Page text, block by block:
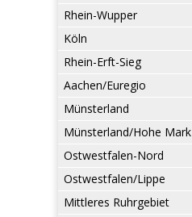
Rhein-Wupper
Köln
Rhein-Erft-Sieg
Aachen/Euregio
Münsterland
Münsterland/Hohe Mark
Ostwestfalen-Nord
Ostwestfalen/Lippe
Mittleres Ruhrgebiet